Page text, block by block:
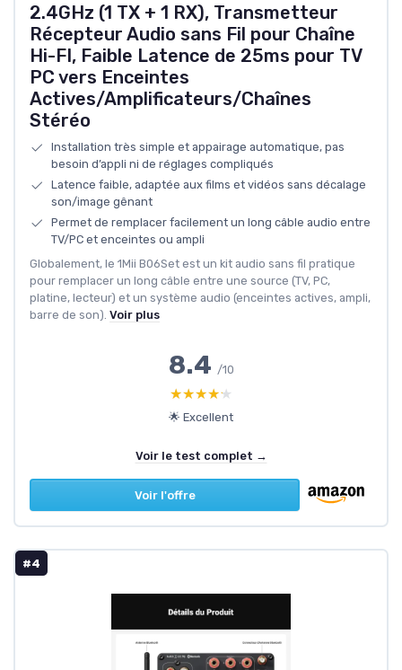
2.4GHz (1 TX + 1 RX), Transmetteur
Récepteur Audio sans Fil pour Chaîne
Hi-FI, Faible Latence de 25ms pour TV
PC vers Enceintes
Actives/Amplificateurs/Chaînes
Stéréo
Installation très simple et appairage automatique, pas
besoin d’appli ni de réglages compliqués
Latence faible, adaptée aux films et vidéos sans décalage
son/image gênant
Permet de remplacer facilement un long câble audio entre
TV/PC et enceintes ou ampli
Globalement, le 1Mii B06Set est un kit audio sans fil pratique
pour remplacer un long câble entre une source (TV, PC,
platine, lecteur) et un système audio (enceintes actives, ampli,
barre de son). Voir plus
8.4 /10
★★★★★
★★★★★
🌟 Excellent
Voir le test complet →
Voir l'offre
#4